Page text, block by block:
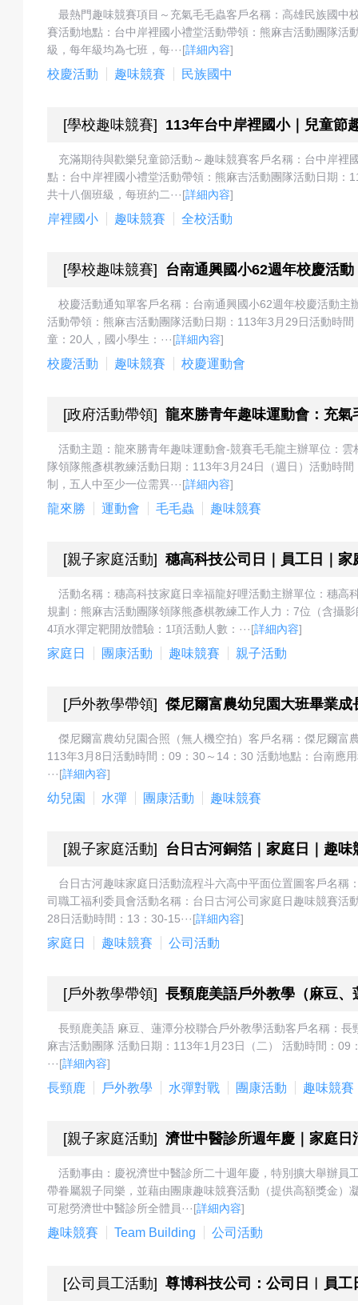
擇
動
預
約
活
成
校
活
動
最
新
最熱門趣味競賽項目～充氣毛毛蟲客戶名稱：高雄民族國
賽活動地點：台中岸裡國小禮堂活動帶領：熊麻吉活動團隊
級，每年級均為七班，每···[詳細內容]
校慶活動 趣味競賽 民族國中
[學校趣味競賽] 113年台中岸裡國小｜兒童節
充滿期待與歡樂兒童節活動～趣味競賽客戶名稱：台中岸
點：台中岸裡國小禮堂活動帶領：熊麻吉活動團隊活動日期
共十八個班級，每班約二···[詳細內容]
岸裡國小 趣味競賽 全校活動
[學校趣味競賽] 台南通興國小62週年校慶活
校慶活動通知單客戶名稱：台南通興國小62週年校慶活動
活動帶領：熊麻吉活動團隊活動日期：113年3月29日活動時
童：20人，國小學生：···[詳細內容]
校慶活動 趣味競賽 校慶運動會
[政府活動帶領] 龍來勝青年趣味運動會：充氣
活動主題：龍來勝青年趣味運動會-競賽毛毛龍主辦單位：
隊領隊熊彥棋教練活動日期：113年3月24日（週日）活動時
制，五人中至少一位需異···[詳細內容]
龍來勝 運動會 毛毛蟲 趣味競賽
[親子家庭活動] 穗高科技公司日｜員工日｜家
活動名稱：穗高科技家庭日幸福龍好哩活動主辦單位：穗
規劃：熊麻吉活動團隊領隊熊彥棋教練工作人力：7位（含攝
4項水彈定靶開放體驗：1項活動人數：···[詳細內容]
家庭日 團康活動 趣味競賽 親子活動
[戶外教學帶領] 傑尼爾富農幼兒園大班畢業成
傑尼爾富農幼兒園合照（無人機空拍）客戶名稱：傑尼爾
113年3月8日活動時間：09：30～14：30 活動地點：台南應
···[詳細內容]
幼兒園 水彈 團康活動 趣味競賽
[親子家庭活動] 台日古河銅箔｜家庭日｜趣味
台日古河趣味家庭日活動流程斗六高中平面位置圖客戶名
司職工福利委員會活動名稱：台日古河公司家庭日趣味競賽
28日活動時間：13：30-15···[詳細內容]
家庭日 趣味競賽 公司活動
[戶外教學帶領] 長頸鹿美語戶外教學（麻豆、
長頸鹿美語 麻豆、蓮潭分校聯合戶外教學活動客戶名稱：
麻吉活動團隊 活動日期：113年1月23日（二） 活動時間：
···[詳細內容]
長頸鹿 戶外教學 水彈對戰 團康活動 趣味競賽
[親子家庭活動] 濟世中醫診所週年慶｜家庭日
活動事由：慶祝濟世中醫診所二十週年慶，特別擴大舉辦
帶眷屬親子同樂，並藉由團康趣味競賽活動（提供高額獎金
可慰勞濟世中醫診所全體員···[詳細內容]
趣味競賽 Team Building 公司活動
[公司員工活動] 尊博科技公司：公司日︱員工